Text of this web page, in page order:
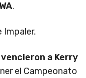
.
Impaler.
a Kerry
el Campeonato